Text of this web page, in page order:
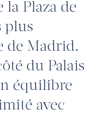
Plaza de
plus
de Madrid.
du Palais
équilibre
avec